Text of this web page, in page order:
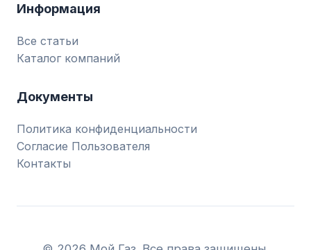
Информация
Все статьи
Каталог компаний
Документы
Политика конфиденциальности
Согласие Пользователя
Контакты